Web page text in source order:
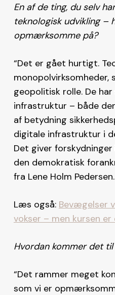
En af de ting, du selv
teknologisk udvikling –
opmærksomme på?
“Det er gået hurtigt.
monopolvirksomheder,
geopolitisk rolle. De
infrastruktur – både
af betydning
digitale infrastruktur i
Det giver
den demokratisk
fra Lene Holm Pedersen.
Læs også: Bevægelser
vokser – men kursen er
Hvordan kommer det
“Det rammer meget
som vi er